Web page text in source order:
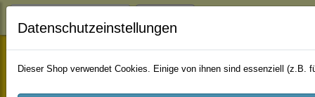
staufenbiel-berlin
Datenschutzeinstellungen
Dieser Shop verwendet Cookies. Einige von ihnen sind essenziell (z.B.